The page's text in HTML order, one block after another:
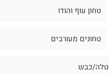
טחון עוף והודו
טחונים מעורבים
טלה/כבש